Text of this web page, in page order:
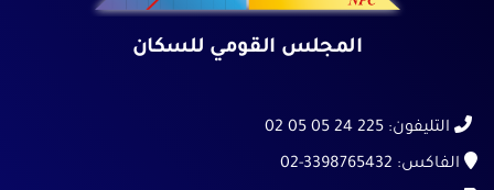
تواصل معنا
الأسئلة الشائعة
المجلس القومي للسكان
التليفون: 225 24 05 05 02
الفاكس: 02-3398765432